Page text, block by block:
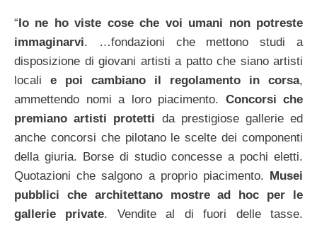
“ Io ne ho viste cose che voi umani non potreste
immaginarvi. …fondazioni che mettono studi a
disposizione di giovani artisti a patto che siano artisti
locali e poi cambiano il regolamento in corsa,
ammettendo nomi a loro piacimento. Concorsi che
premiano artisti protetti da prestigiose gallerie ed
anche concorsi che pilotano le scelte dei componenti
della giuria. Borse di studio concesse a pochi eletti.
Quotazioni che salgono a proprio piacimento.
Musei
pubblici che architettano mostre ad hoc per le
gallerie private. Vendite al di fuori delle tasse.